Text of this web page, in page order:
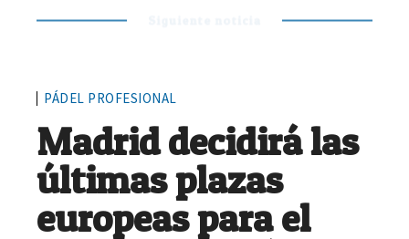
PÁDEL PROFESIONAL
Madrid decidirá las
últimas plazas
europeas para el